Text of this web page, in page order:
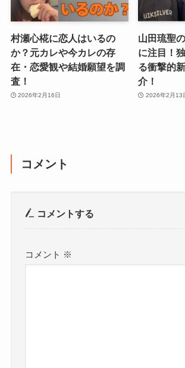
村瀬心椛に恋人はいるの
か？元カレや今カレの存
在・恋愛観や結婚願望を調
査！
2026年2月16日
山田琉聖
に注目！
る衝撃的
介！
2026年2月13
コメント
コメントする
コメント ※